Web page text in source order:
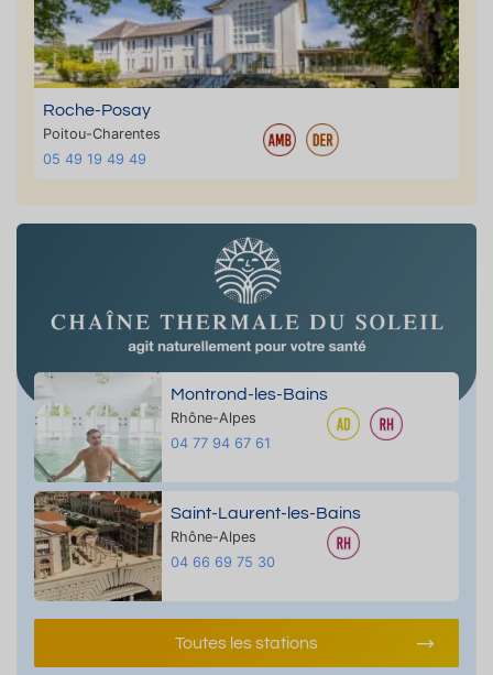
Roche-Posay
Poitou-Charentes
05 49 19 49 49
Montrond-les-Bains
Rhône-Alpes
04 77 94 67 61
Saint-Laurent-les-Bains
Rhône-Alpes
04 66 69 75 30
Toutes les stations